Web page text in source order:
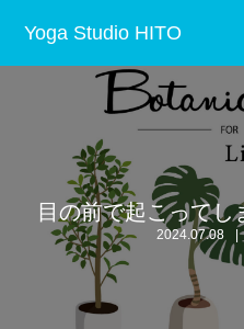
Yoga Studio HITO
目の前で起こって
2024.07.08